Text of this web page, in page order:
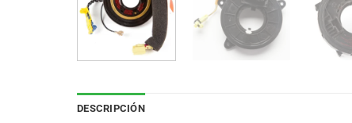
DESCRIPCIÓN